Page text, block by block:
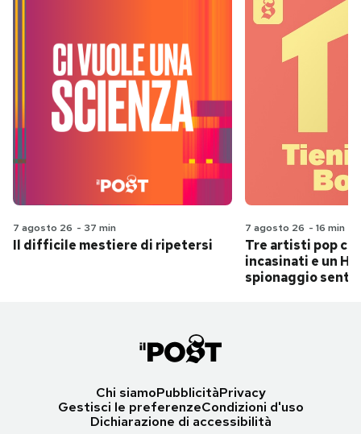
7 agosto 26 - 37 min
Il difficile mestiere di ripetersi
7 agosto 26 - 16 min
Tre artisti pop
incasinati e un
spionaggio
Chi siamoPubblicitàPrivacy
Gestisci le preferenzeCondizioni d'uso
Dichiarazione di accessibilità